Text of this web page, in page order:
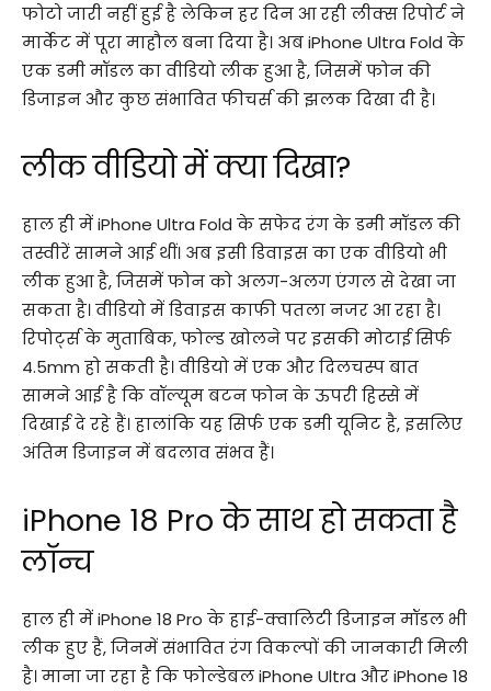
फोटो जारी नहीं हुई है लेकिन हर दिन आ रही लीक्स रिपोर्ट ने
मार्केट में पूरा माहौल बना दिया है। अब iPhone Ultra Fold के
एक डमी मॉडल का वीडियो लीक हुआ है, जिसमें फोन की
डिजाइन और कुछ संभावित फीचर्स की झलक दिखा दी है।
लीक वीडियो में क्या दिखा?
हाल ही में iPhone Ultra Fold के सफेद रंग के डमी मॉडल की
तस्वीरें सामने आई थीं। अब इसी डिवाइस का एक वीडियो भी
लीक हुआ है, जिसमें फोन को अलग-अलग एंगल से देखा जा
सकता है। वीडियो में डिवाइस काफी पतला नजर आ रहा है।
रिपोर्ट्स के मुताबिक, फोल्ड खोलने पर इसकी मोटाई सिर्फ
4.5mm हो सकती है। वीडियो में एक और दिलचस्प बात
सामने आई है कि वॉल्यूम बटन फोन के ऊपरी हिस्से में
दिखाई दे रहे हैं। हालांकि यह सिर्फ एक डमी यूनिट है, इसलिए
अंतिम डिजाइन में बदलाव संभव हैं।
iPhone 18 Pro के साथ हो सकता है
लॉन्च
हाल ही में iPhone 18 Pro के हाई-क्वालिटी डिजाइन मॉडल भी
लीक हुए हैं, जिनमें संभावित रंग विकल्पों की जानकारी मिली
है। माना जा रहा है कि फोल्डेबल iPhone Ultra और iPhone 18